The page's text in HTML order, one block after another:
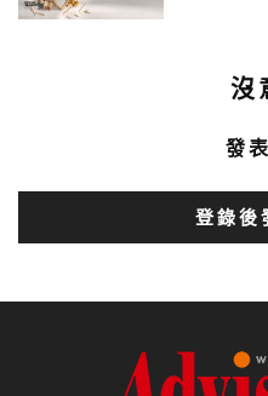
沒
發
登錄後